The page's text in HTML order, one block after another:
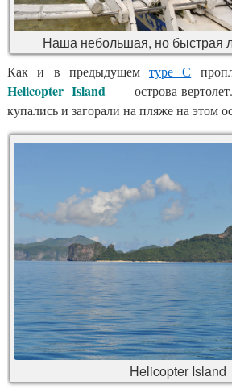
Наша небольшая, но быстрая
Как и в предыдущем туре С
Helicopter Island — острова-
купались и загорали на пляже на этом
Helicopter Island